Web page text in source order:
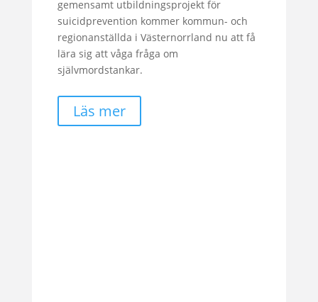
gemensamt utbildningsprojekt för
suicidprevention kommer kommun- och
regionanställda i Västernorrland nu att få
lära sig att våga fråga om
självmordstankar.
Läs mer